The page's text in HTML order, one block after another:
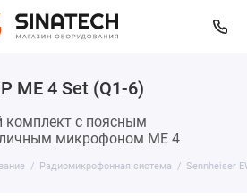
ME 4 Set (Q1-6)
с поясным
микрофоном ME 4
Радиомикрофонная система Sennheiser